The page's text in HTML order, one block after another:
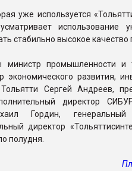
уже используется
использование
стабильно высокое качество
промышленности и
экономического развития,
Сергей Андреев,
директор
Гордин, генеральный
директор
полудня.